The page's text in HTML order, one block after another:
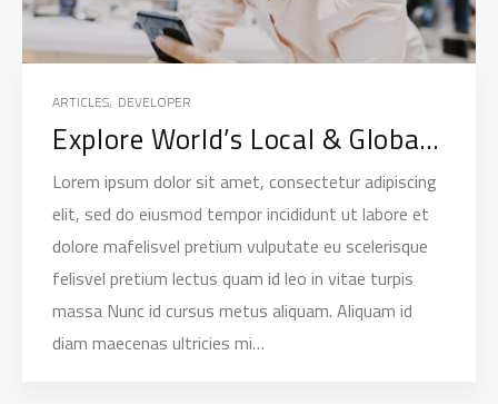
ARTICLES, DEVELOPER
Explore World’s Local & Global Top Agency.
Lorem ipsum dolor sit amet, consectetur adipiscing
elit, sed do eiusmod tempor incididunt ut labore et
dolore mafelisvel pretium vulputate eu scelerisque
felisvel pretium lectus quam id leo in vitae turpis
massa Nunc id cursus metus aliquam. Aliquam id
diam maecenas ultricies mi…